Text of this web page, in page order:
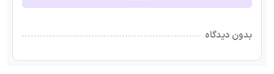
بدون دیدگاه